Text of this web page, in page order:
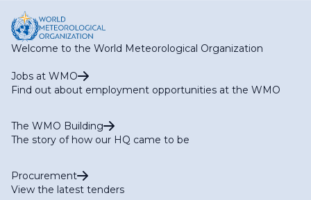
Welcome to the World Meteorological Organization
Jobs at WMO
Find out about employment opportunities at the WMO
The WMO Building
The story of how our HQ came to be
Procurement
View the latest tenders